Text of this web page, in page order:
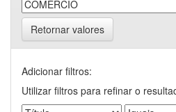
Retornar valores
Adicionar filtros:
Utilizar filtros para refinar o